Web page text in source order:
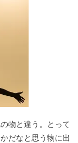
物と違う。とって
だなと思う物に出